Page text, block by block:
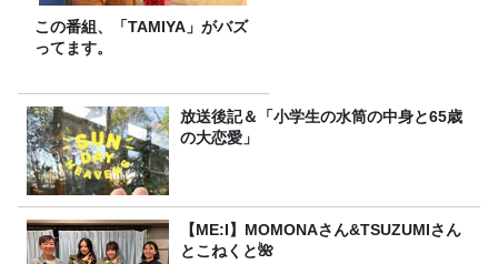
この番組、「TAMIYA」がバズ
ってます。
放送後記＆「小学生の水筒の中身と65歳
の大恋愛」
【ME:I】MOMONAさん&TSUZUMIさん
とこねくと🌺